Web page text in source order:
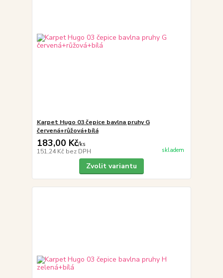
Karpet Hugo 03 čepice bavlna pruhy G
červená+růžová+bílá
183,00 Kč/ks
151,24 Kč bez DPH skladem
Zvolit variantu